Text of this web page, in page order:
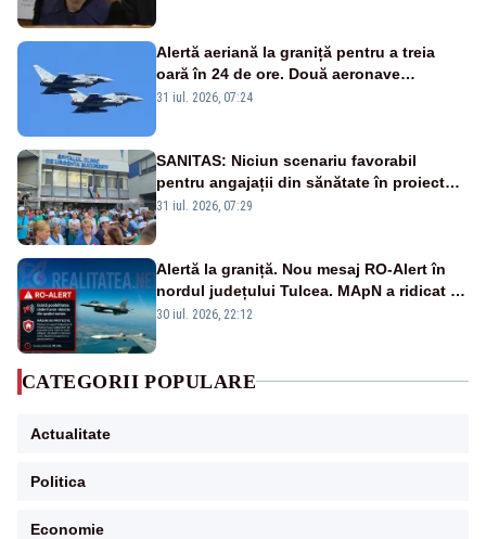
Alertă aeriană la graniță pentru a treia
oară în 24 de ore. Două aeronave
Eurofighter britanice au fost ridicate de la
31 iul. 2026, 07:24
SANITAS: Niciun scenariu favorabil
pentru angajații din sănătate în proiectul
Legii salarizării
31 iul. 2026, 07:29
Alertă la graniță. Nou mesaj RO-Alert în
nordul județului Tulcea. MApN a ridicat de
la sol două avioane F-16
30 iul. 2026, 22:12
CATEGORII POPULARE
Actualitate
Politica
Economie